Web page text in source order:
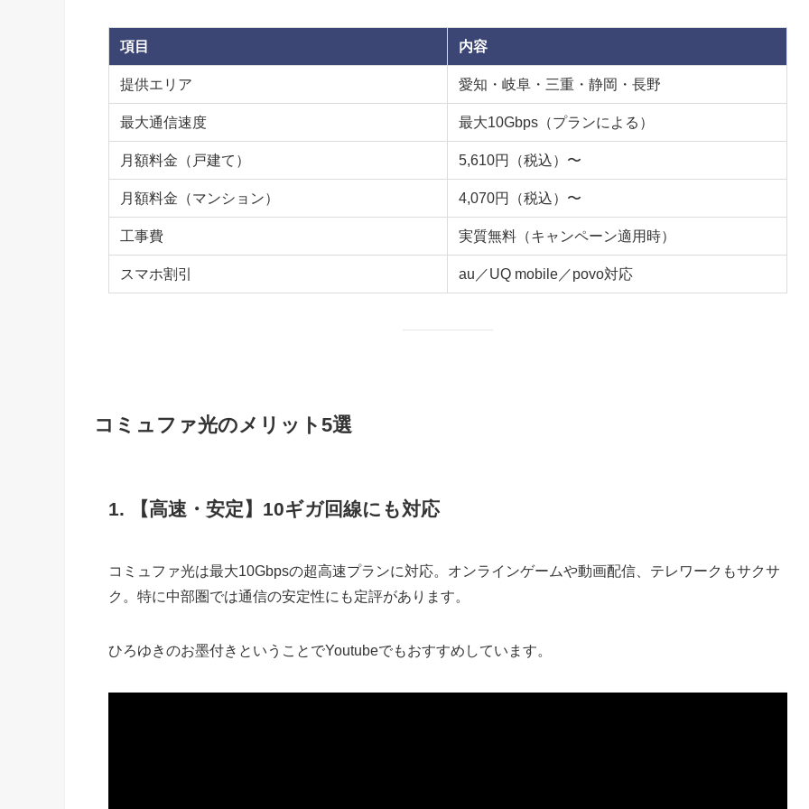
項目 内容
提供エリア 愛知・岐阜・三重・静岡・長野
最大通信速度 最大10Gbps（プランによる）
月額料金（戸建て） 5,610円（税込）〜
月額料金（マンション） 4,070円（税込）〜
工事費 実質無料（キャンペーン適用時）
スマホ割引 au／UQ mobile／povo対応
コミュファ光のメリット5選
1. 【高速・安定】10ギガ回線にも対応
コミュファ光は最大10Gbpsの超高速プランに対応。オンラインゲームや動画配信、テレワークもサクサ
ク。特に中部圏では通信の安定性にも定評があります。
ひろゆきのお墨付きということでYoutubeでもおすすめしています。